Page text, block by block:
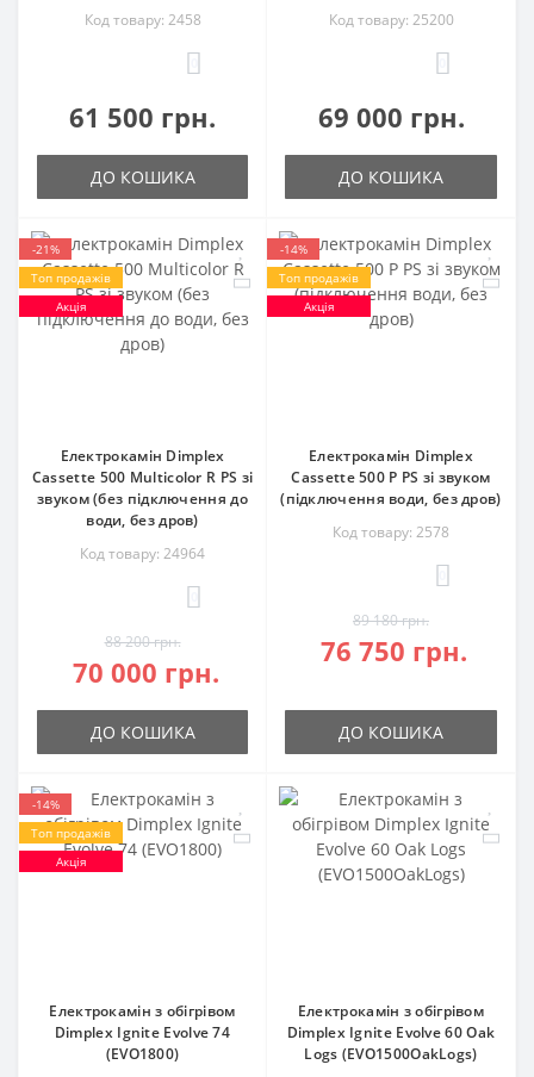
Код товару: 2458
61 500 грн.
ДО КОШИКА
Код товару: 25200
69 000 грн.
ДО КОШИКА
-21%
Топ продажів
Акція
Електрокамін Dimplex
Cassette 500 Multicolor R PS зі
звуком (без підключення до
води, без дров)
Код товару: 24964
88 200 грн.
70 000 грн.
ДО КОШИКА
-14%
Топ продажів
Акція
Електрокамін Dimplex
Cassette 500 P PS зі звуком
(підключення води, без дров)
Код товару: 2578
89 180 грн.
76 750 грн.
ДО КОШИКА
-14%
Топ продажів
Акція
Електрокамін з обігрівом
Dimplex Ignite Evolve 74
(EVO1800)
Електрокамін з обігрівом
Dimplex Ignite Evolve 60 Oak
Logs (EVO1500OakLogs)